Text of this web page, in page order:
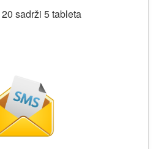
sadrži 5 tableta